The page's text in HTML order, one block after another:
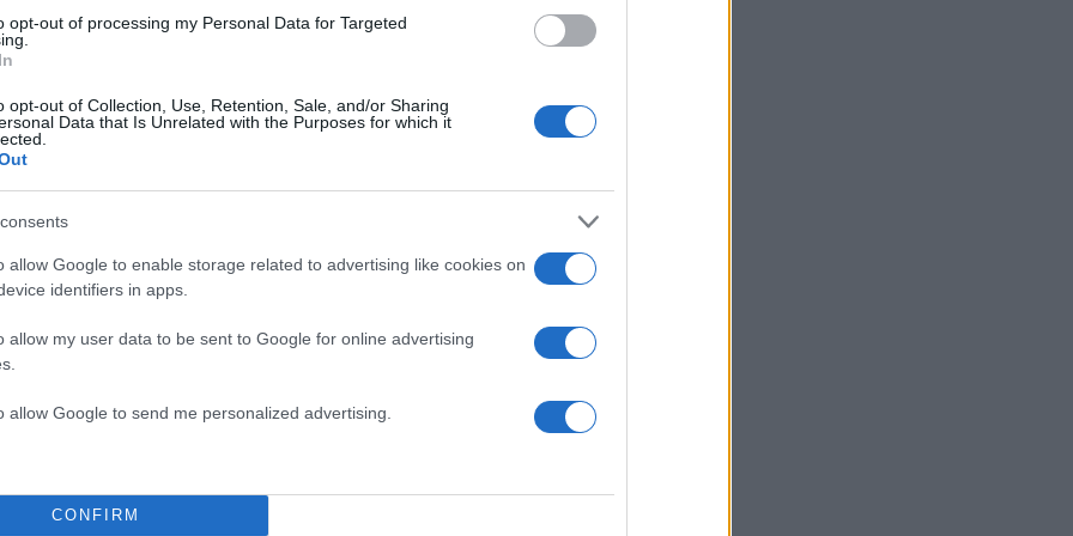
opt-out of processing my Personal Data for Targeted
opt-out of Collection, Use, Retention, Sale, and/or Sharing
Data that Is Unrelated with the Purposes for which it
allow Google to enable storage related to advertising like cookies on
identifiers in apps.
allow my user data to be sent to Google for online advertising
allow Google to send me personalized advertising.
CONFIRM
ότι «η έκθεση στα φυσικά περιβάλλοντα θεωρείται πως
η επίσκεψη σε χώρους πρασίνου και νερού μέσα στην